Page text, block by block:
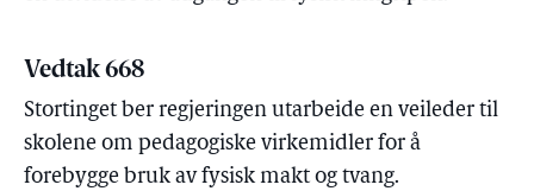
Vedtak 668
Stortinget ber regjeringen utarbeide en veileder til
skolene om pedagogiske virkemidler for å
forebygge bruk av fysisk makt og tvang.